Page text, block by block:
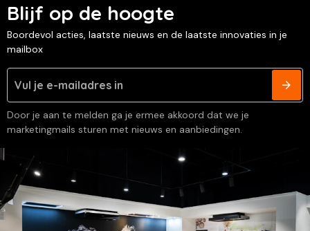
Blijf op de hoogte
Boordevol acties, laatste nieuws en de laatste innovaties in je
mailbox
Door je aan te melden ga je ermee akkoord dat we je
marketingmails sturen met nieuws en aanbiedingen.